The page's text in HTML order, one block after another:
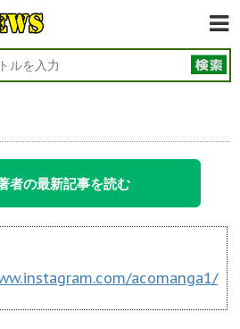
者の最新記事を読む
acomanga1/